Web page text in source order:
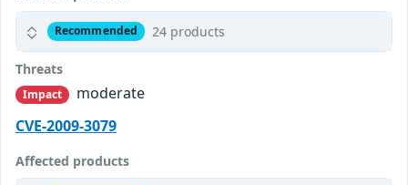
Recommended 24 products
Threats
Impact
moderate
CVE-2009-3079
Affected products